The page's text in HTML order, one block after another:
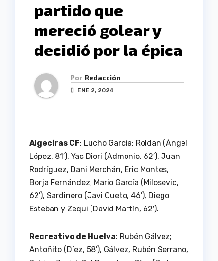
partido que
mereció golear y
decidió por la épica
Por Redacción
ENE 2, 2024
Algeciras CF: Lucho García; Roldan (Ángel
López, 81′), Yac Diori (Admonio, 62′), Juan
Rodríguez, Dani Merchán, Eric Montes,
Borja Fernández, Mario García (Milosevic,
62′), Sardinero (Javi Cueto, 46′), Diego
Esteban y Zequi (David Martín, 62′).
Recreativo de Huelva: Rubén Gálvez;
Antoñito (Díez, 58′), Gálvez, Rubén Serrano,